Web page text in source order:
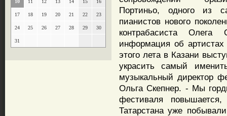
10 11 12 13 14 15 16
17 18 19 20 21 22 23
24 25 26 27 28 29 30
31
Портиньо, oдного из
пианистов нового
контрабасиста Олега
информация об
этого лета в Казани
украсить самый
музыкальный директор
Ольга Скепнер. - Мы
фестиваля
Татарстана уже